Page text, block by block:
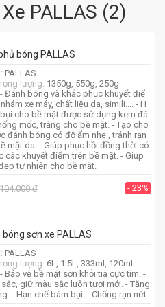
PALLAS (2)
bóng PALLAS
PALLAS
lượng: 1350g, 550g, 250g
- Đánh bóng và khắc phục khuyết điể
xe máy, chất liệu da, simili.... - H
cho bề mặt được sử dụng kem đá
mốc, trắng cho bề mặt. - Tạo cho
đánh bóng có độ ẩm nhẹ , tránh rạn
mặt da. - Giúp phục hồi đồng thời có
các khuyết điểm trên bề mặt. - Giúp
tự nhiên cho bề mặt.
104.000đ - 23%
sơn xe PALLAS
PALLAS
lượng: 6L, 1.5L, 333ml, 120ml
- Bảo vệ bề mặt sơn khỏi tia cực tím. -
giữ màu sắc luôn tươi mới. - Tăng
- Hạn chế bám bụi. - Chống rạn nứt.